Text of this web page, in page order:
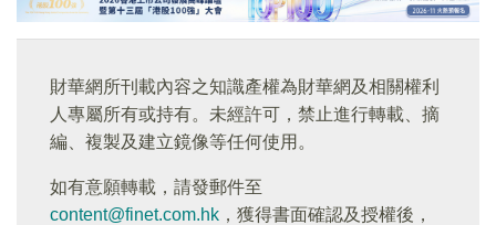
財華網所刊載內容之知識產權為財華網及相關權利
人專屬所有或持有。未經許可，禁止進行轉載、摘
編、複製及建立鏡像等任何使用。
如有意願轉載，請發郵件至
content@finet.com.hk ，獲得書面確認及授權後，